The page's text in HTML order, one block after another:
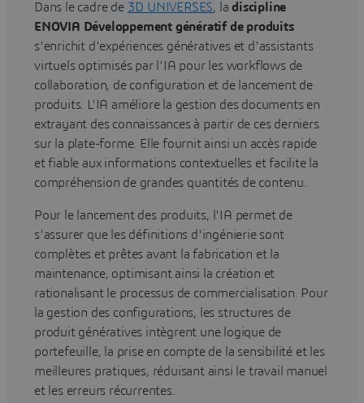
Dans le cadre de 3D UNIVERSES, ladiscipline
ENOVIA Développement génératif de produits
s'enrichit d'expériences génératives et d'assistants
virtuels optimisés par l'IA pour les workflows de
collaboration, de configuration et de lancement de
produits. L'IA améliore la gestion des documents en
extrayant des connaissances à partir de ces derniers
sur la plate-forme. Elle fournit ainsi un accès rapide
et fiable aux informations contextuelles et facilite la
compréhension de grandes quantités de contenu.
Pour le lancement des produits, l'IA permet de
s'assurer que les définitions d'ingénierie sont
complètes et prêtes avant la fabrication et la
maintenance, optimisant ainsi la création et
rationalisant le processus de commercialisation. Pour
la gestion des configurations, les structures de
produit génératives intègrent une logique de
portefeuille, la prise en compte de la sensibilité et les
meilleures pratiques, réduisant ainsi le travail manuel
et les erreurs récurrentes.